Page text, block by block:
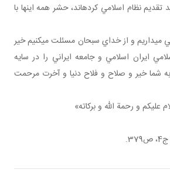
نظام اسلامي کرده اند، حشر همه اينها با
مي داريم و از خداي سبحان مسئلت مي کنيم خير
ايران اسلامي و جامعه ايراني را در سايه
به شما خير و صلاح و فلاح دنيا و آخرت مرحمت
عليکم و رحمة الله و برکاته»